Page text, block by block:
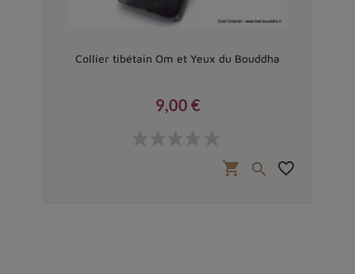
Collier tibétain Om et Yeux du Bouddha
9,00 €
shopping_cart  favorite_border